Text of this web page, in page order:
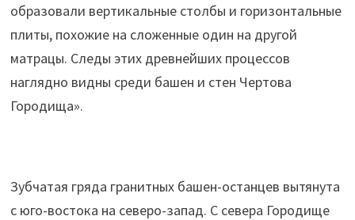
образовали вертикальные столбы и горизонтальные
плиты, похожие на сложенные один на другой
матрацы. Следы этих древнейших процессов
наглядно видны среди башен и стен Чертова
Городища».
Зубчатая гряда гранитных башен-останцев вытянута
с юго-востока на северо-запад. С севера Городище